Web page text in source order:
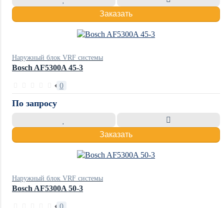
Заказать
Наружный блок VRF системы
Bosch AF5300A 45-3
0
По запросу
Заказать
Наружный блок VRF системы
Bosch AF5300A 50-3
0